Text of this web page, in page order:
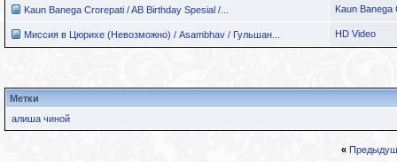
Kaun Banega Crorepati / AB Birthday Spesial /... Kaun Banega
Миссия в Цюрихе (Невозможно) / Asambhav / Гульшан... HD Video
Метки
алиша чиной
«